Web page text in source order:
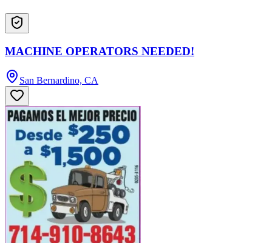
MACHINE OPERATORS NEEDED!
San Bernardino, CA